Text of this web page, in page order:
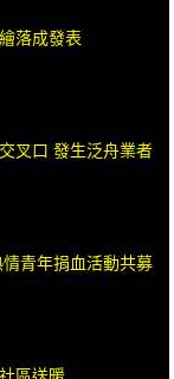
落成發表
叉口 發生泛舟業者
青年捐血活動共募